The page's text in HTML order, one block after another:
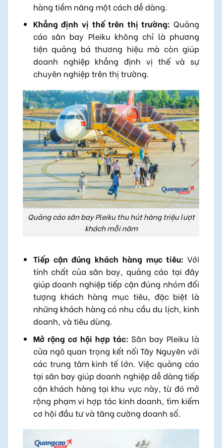
hàng tiềm năng một cách dễ dàng.
Khẳng định vị thế trên thị trường: Quảng
cáo sân bay Pleiku không chỉ là phương
tiện quảng bá thương hiệu mà còn giúp
doanh nghiệp khẳng định vị thế và sự
chuyên nghiệp trên thị trường.
Quảng cáo sân bay Pleiku thu hút hàng triệu lượt
khách mỗi năm
Tiếp cận đúng khách hàng mục tiêu: Với
tính chất của sân bay, quảng cáo tại đây
giúp doanh nghiệp tiếp cận đúng nhóm đối
tượng khách hàng mục tiêu, đặc biệt là
những khách hàng có nhu cầu du lịch, kinh
doanh, và tiêu dùng.
Mở rộng cơ hội hợp tác: Sân bay Pleiku là
cửa ngõ quan trọng kết nối Tây Nguyên với
các trung tâm kinh tế lớn. Việc quảng cáo
tại sân bay giúp doanh nghiệp dễ dàng tiếp
cận khách hàng tại khu vực này, từ đó mở
rộng phạm vi hợp tác kinh doanh, tìm kiếm
cơ hội đầu tư và tăng cường doanh số.